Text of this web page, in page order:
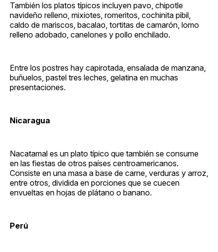
También los platos típicos incluyen pavo, chipotle
navideño relleno, mixiotes, romeritos, cochinita pibil,
caldo de mariscos, bacalao, tortitas de camarón, lomo
relleno adobado, canelones y pollo enchilado.
Entre los postres hay capirotada, ensalada de manzana,
buñuelos, pastel tres leches, gelatina en muchas
presentaciones.
Nicaragua
Nacatamal es un plato típico que también se consume
en las fiestas de otros países centroamericanos.
Consiste en una masa a base de carne, verduras y arroz,
entre otros, dividida en porciones que se cuecen
envueltas en hojas de plátano o banano.
Perú